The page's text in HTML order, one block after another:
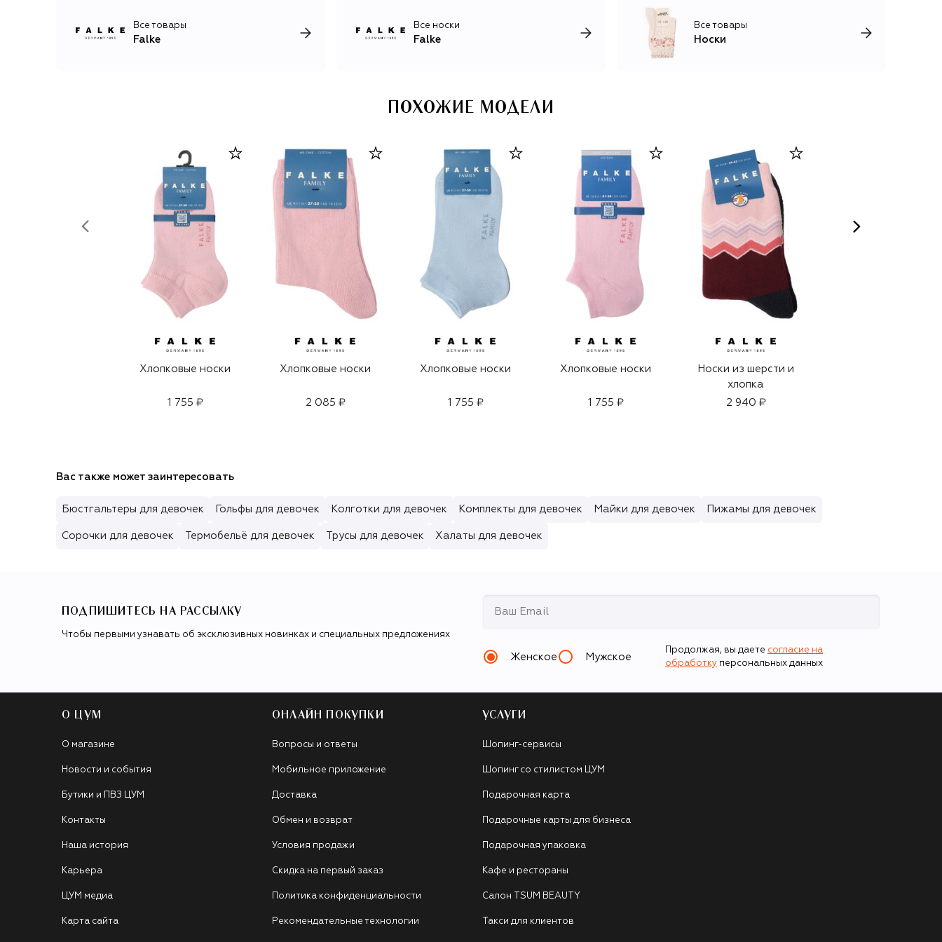
Все товары
Falke
Все носки
Falke
Все товары
Носки
ПОХОЖИЕ МОДЕЛИ
Хлопковые носки
1 755 ₽
Хлопковые носки
2 085 ₽
Хлопковые носки
1 755 ₽
Хлопковые носки
1 755 ₽
Носки из шерсти и
хлопка
2 940 ₽
Вас также может заинтересовать
Бюстгальтеры для девочек Гольфы для девочек Колготки для девочек Комплекты для девочек Майки для девочек Пижамы для девочек
Сорочки для девочек Термобельё для девочек Трусы для девочек Халаты для девочек
ПОДПИШИТЕСЬ НА РАССЫЛКУ
Чтобы первыми узнавать об эксклюзивных новинках и специальных предложениях
Женское Мужское
Продолжая, вы даете согласие на
обработку персональных данных
О ЦУМ
О магазине
Новости и события
Бутики и ПВЗ ЦУМ
Контакты
Наша история
Карьера
ЦУМ медиа
Карта сайта
ОНЛАЙН ПОКУПКИ
Вопросы и ответы
Мобильное приложение
Доставка
Обмен и возврат
Условия продажи
Скидка на первый заказ
Политика конфиденциальности
Рекомендательные технологии
УСЛУГИ
Шопинг-сервисы
Шопинг со стилистом ЦУМ
Подарочная карта
Подарочные карты для бизнеса
Подарочная упаковка
Кафе и рестораны
Салон TSUM BEAUTY
Такси для клиентов